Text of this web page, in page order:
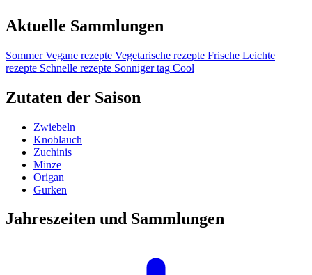
Aktuelle Sammlungen
Sommer Vegane rezepte Vegetarische rezepte Frische Leichte
rezepte Schnelle rezepte Sonniger tag Cool
Zutaten der Saison
Zwiebeln
Knoblauch
Zuchinis
Minze
Origan
Gurken
Jahreszeiten und Sammlungen